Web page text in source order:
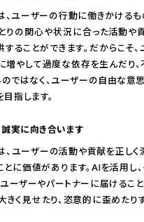
、ユーザーの行動に働きかけるも
りの関心や状況に合った活動や
ることができます。だからこそ
増やして過度な依存を生んだり
ではなく、ユーザーの自由な意
指します。
実に向き合います
、ユーザーの活動や貢献を正しく
とに価値があります。AIを活用し
ーザーやパートナーに届けるこ
く見せたり、恣意的に歪めたり